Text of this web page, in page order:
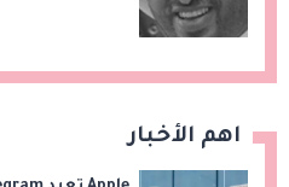
اهم الأخبار